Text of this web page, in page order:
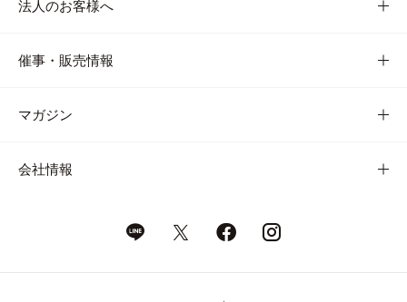
法人のお客様へ
催事・販売情報
マガジン
会社情報